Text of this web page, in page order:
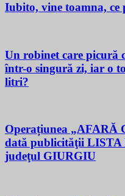
Iubito, vine toamna, ce
Un robinet care picură
într-o singură zi, iar o
litri?
Operațiunea „AFARĂ
dată publicităţii LISTA
judeţul GIURGIU